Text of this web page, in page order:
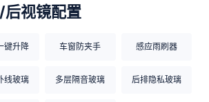
后视镜配置
键升降 车窗防夹手 感应雨刷器
线玻璃 多层隔音玻璃 后排隐私玻璃